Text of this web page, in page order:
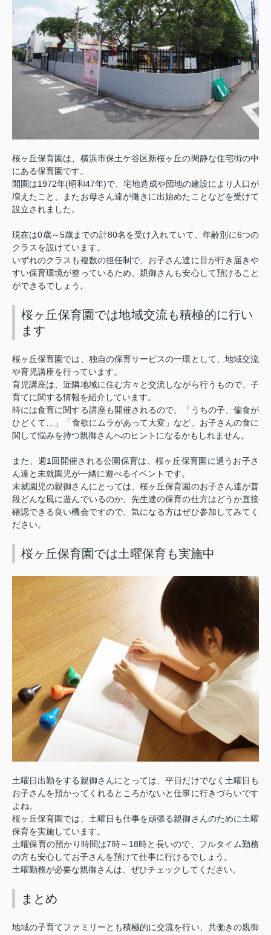
桜ヶ丘保育園は、横浜市保土ケ谷区新桜ヶ丘の閑静な住宅街の中
にある保育園です。
開園は1972年(昭和47年)で、宅地造成や団地の建設により人口が
増えたこと、またお母さん達が働きに出始めたことなどを受けて
設立されました。
現在は0歳～ 5歳までの計80名を受け入れていて、年齢別に6つの
クラスを設けています。
いずれのクラスも複数の担任制で、お子さん達に目が行き届きや
すい保育環境が整っているため、親御さんも安心して預けること
ができるでしょう。
桜ヶ丘保育園では地域交流も積極的に行い
ます
桜ヶ丘保育園では、独自の保育サービスの一環として、地域交流
や育児講座を行っています。
育児講座は、近隣地域に住む方々と交流しながら行うもので、子
育てに関する情報を紹介しています。
時には食育に関する講座も開催されるので、「うちの子、偏食が
ひどくて…」「食欲にムラがあって大変」など、お子さんの食に
関して悩みを持つ親御さんへのヒントになるかもしれません。
また、週 1 回開催される公園保育は、桜ヶ丘保育園に通うお子さ
ん達と未就園児が一緒に遊べるイベントです。
未就園児の親御さんにとっては、桜ヶ丘保育園のお子さん達が普
段どんな風に遊んでいるのか、先生達の保育の仕方はどうか直接
確認できる良い機会ですので、気になる方はぜひ参加してみてく
ださい。
桜ヶ丘保育園では土曜保育も実施中
土曜日出勤をする親御さんにとっては、平日だけでなく土曜日も
お子さんを預かってくれるところがないと仕事に行きづらいです
よね。
桜ヶ丘保育園では、土曜日も仕事を頑張る親御さんのために土曜
保育を実施しています。
土曜保育の預かり時間は7 時～ 18時と長いので、フルタイム勤務
の方も安心してお子さんを預けて仕事に行けるでしょう。
土曜勤務が必要な親御さんは、ぜひチェックしてください。
まとめ
地域の子育てファミリーとも積極的に交流を行い、共働きの親御